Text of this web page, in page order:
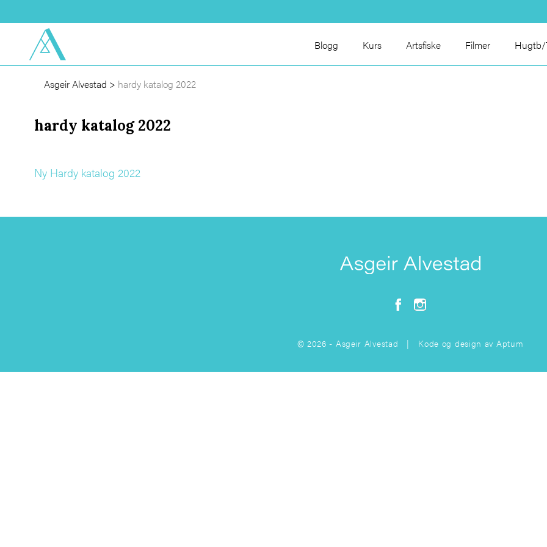
Blogg Kurs Artsfiske Filmer Hugtb/
Asgeir Alvestad > hardy katalog 2022
hardy katalog 2022
Ny Hardy katalog 2022
© 2026 - Asgeir Alvestad | Kode og design av Aptum